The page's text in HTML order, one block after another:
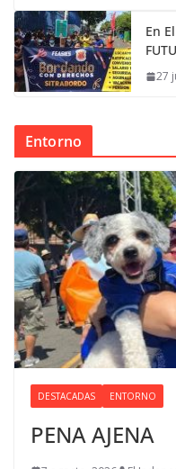
En
27
Entorno
DESTACADAS ENTORNO
PENA AJENA